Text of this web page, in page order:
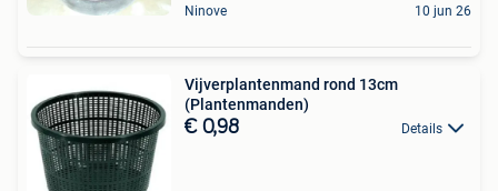
Ninove 10 jun 26
Vijverplantenmand rond 13cm
(Plantenmanden)
€ 0,98 Details